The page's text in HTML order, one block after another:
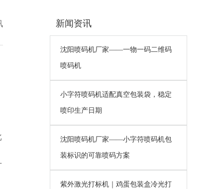
新闻资讯
沈阳喷码机厂家——一物一码二维码
喷码机
小字符喷码机适配真空包装袋，稳定
喷印生产日期
沈阳喷码机厂家——小字符喷码机包
装标识的可靠喷码方案
紫外激光打标机｜鸡蛋包装盒冷光打